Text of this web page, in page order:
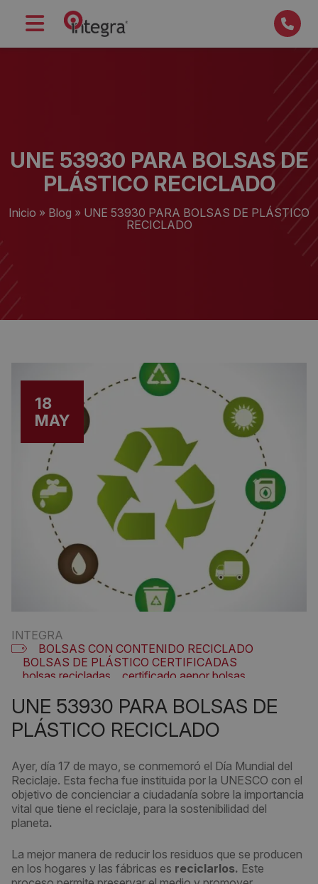
UNE 53930 PARA BOLSAS DE
PLÁSTICO RECICLADO
Inicio » Blog » UNE 53930 PARA BOLSAS DE PLÁSTICO
RECICLADO
18
MAY
INTEGRA
BOLSAS CON CONTENIDO RECICLADO
BOLSAS DE PLÁSTICO CERTIFICADAS
bolsas recicladas
certificado aenor bolsas
UNE 53930 PARA BOLSAS DE
PLÁSTICO RECICLADO
Ayer, día 17 de mayo, se conmemoró el Día Mundial del
Reciclaje. Esta fecha fue instituida por la UNESCO con el
objetivo de concienciar a ciudadanía sobre la importancia
vital que tiene el reciclaje, para la sostenibilidad del
planeta.
La mejor manera de reducir los residuos que se producen
en los hogares y las fábricas es reciclarlos. Este